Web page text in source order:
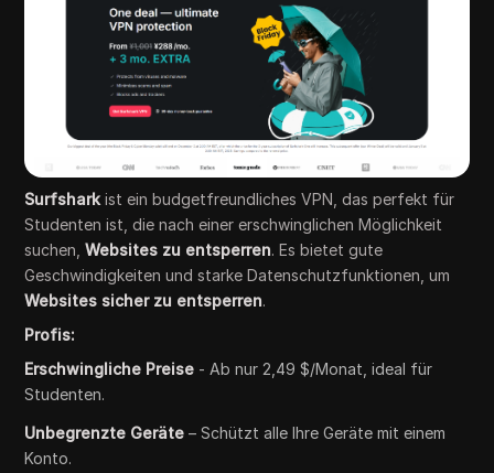
Surfshark ist ein budgetfreundliches VPN, das perfekt für
Studenten ist, die nach einer erschwinglichen Möglichkeit
suchen,Websites zu entsperren. Es bietet gute
Geschwindigkeiten und starke Datenschutzfunktionen, um
Websites sicher zu entsperren.
Profis:
Erschwingliche Preise - Ab nur 2,49 $/Monat, ideal für
Studenten.
Unbegrenzte Geräte – Schützt alle Ihre Geräte mit einem
Konto.